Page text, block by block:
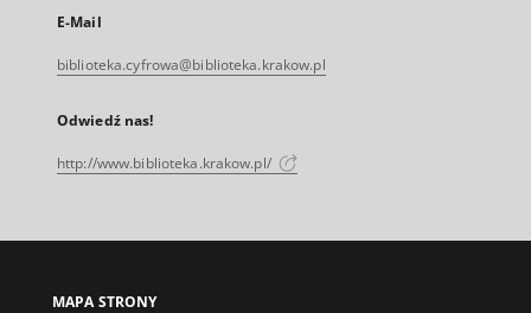
E-Mail
biblioteka.cyfrowa@biblioteka.krakow.pl
Odwiedź nas!
http://www.biblioteka.krakow.pl/
MAPA STRONY